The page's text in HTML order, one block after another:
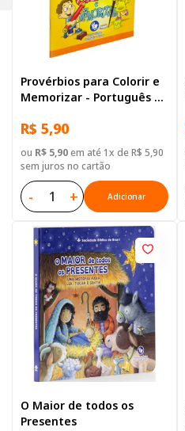
Provérbios para Colorir e
Memorizar - Português e
R$ 5,90
ou R$ 5,90em até 1x de R$ 5,90
sem juros no cartão
- + Adicionar
O Maior de todos os
Presentes